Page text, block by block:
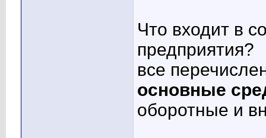
Что входит в
предприятия?
все
основные
оборотные и